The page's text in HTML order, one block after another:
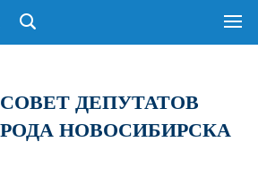
СОВЕТ ДЕПУТАТОВ
НОВОСИБИРСКА